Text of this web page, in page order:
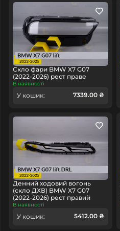
Скло фари BMW X7 G07
(2022-2026) рест праве
В наявності
У кошик: 7339.00 ₴
Денний ходовий вогонь
(скло ДХВ) BMW X7 G07
(2022-2026) рест правий
В наявності
У кошик: 5412.00 ₴